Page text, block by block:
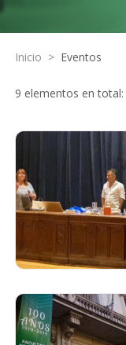
Inicio > Eventos
9 elementos en total: